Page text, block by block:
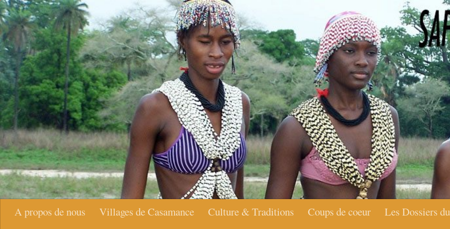
Skip to content
A propos de nous Villages de Casamance Culture & Traditions Coups de coeur Les Dossiers